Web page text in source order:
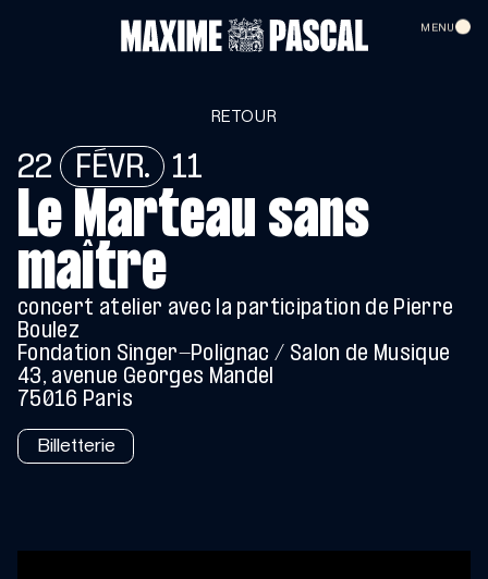
ACCUEIL
CALENDRIER
MAXIME PASCAL
VIDÉOS
CONTACTSOUTENIRNEWSLETTER
MENU
RETOUR
22 FÉVR. 11
Le Marteau sans
maître
concert atelier avec la participation de Pierre
Boulez
Fondation Singer-Polignac / Salon de Musique
43, avenue Georges Mandel
75016 Paris
Billetterie